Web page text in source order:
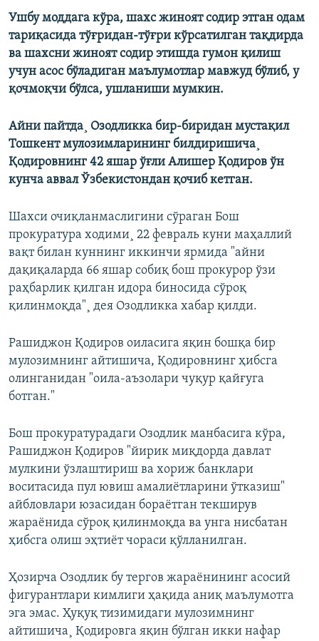
Ушбу моддага кўра, шахс жиноят содир этган одам
тариқасида тўғридан-тўғри кўрсатилган тақдирда
ва шахсни жиноят содир этишда гумон қилиш
учун асос бўладиган маълумотлар мавжуд бўлиб, у
қочмоқчи бўлса, ушланиши мумкин.
Айни пайтда¸ Озодликка бир-биридан мустақил
Тошкент мулозимларининг билдиришича¸
Қодировнинг 42 яшар ўғли Алишер Қодиров ўн
кунча аввал Ўзбекистондан қочиб кетган.
Шахси очиқланмаслигини сўраган Бош
прокуратура ходими¸ 22 февраль куни маҳаллий
вақт билан куннинг иккинчи ярмида "айни
дақиқаларда 66 яшар собиқ бош прокурор ўзи
раҳбарлик қилган идора биносида сўроқ
қилинмоқда"¸ дея Озодликка хабар қилди.
Рашиджон Қодиров оиласига яқин бошқа бир
мулозимнинг айтишича, Қодировнинг ҳибсга
олинганидан "оила-аъзолари чуқур қайғуга
ботган."
Бош прокуратурадаги Озодлик манбасига кўра,
Рашиджон Қодиров "йирик миқдорда давлат
мулкини ўзлаштириш ва хориж банклари
воситасида пул ювиш амалиëтларини ўтказиш"
айбловлари юзасидан бораëтган текширув
жараëнида сўроқ қилинмоқда ва унга нисбатан
ҳибсга олиш эҳтиëт чораси қўлланилган.
Ҳозирча Озодлик бу тергов жараëнининг асосий
фигурантлари кимлиги ҳақида аниқ маълумотга
эга эмас. Ҳуқуқ тизимидаги мулозимнинг
айтишича¸ Қодировга яқин бўлган икки нафар